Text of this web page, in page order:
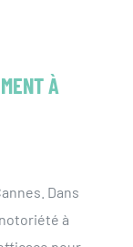
À
Dans
à